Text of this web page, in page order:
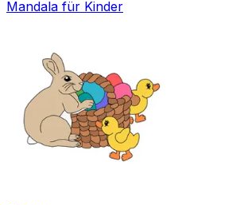
Mandala für Kinder